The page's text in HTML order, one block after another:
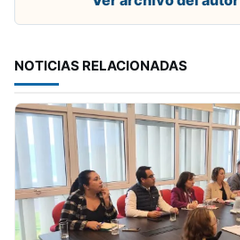
NOTICIAS RELACIONADAS